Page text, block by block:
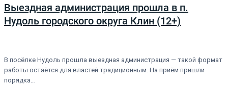
Выездная администрация прошла в п.
Нудоль городского округа Клин (12+)
В посёлке Нудоль прошла выездная администрация — такой формат
работы остаётся для властей традиционным. На приём пришли
порядка…